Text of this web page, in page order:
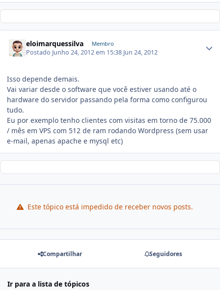
eloimarquessilva Membro
Postado Junho 24, 2012 em 15:38 Jun 24, 2012
Isso depende demais.
Vai variar desde o software que você estiver usando até o
hardware do servidor passando pela forma como configurou
tudo.
Eu por exemplo tenho clientes com visitas em torno de 75.000
/ mês em VPS com 512 de ram rodando Wordpress (sem usar
e-mail, apenas apache e mysql etc)
Este tópico está impedido de receber novos posts.
Compartilhar Seguidores
Ir para a lista de tópicos